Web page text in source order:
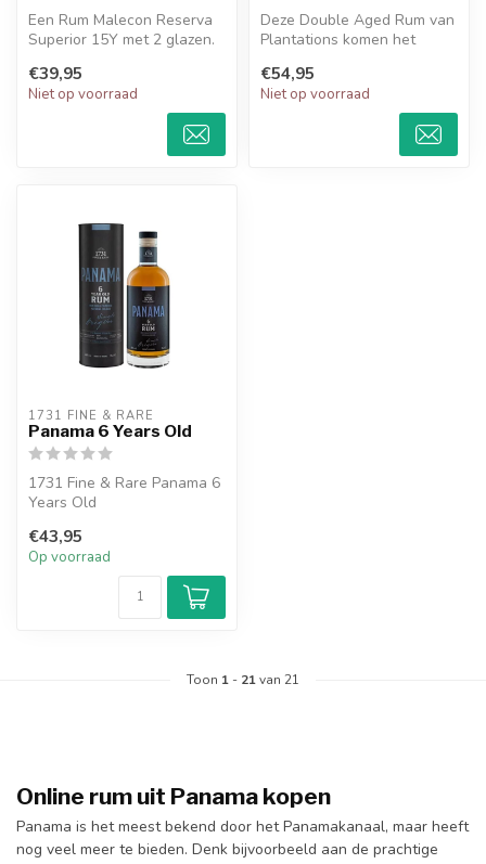
Een Rum Malecon Reserva
Superior 15Y met 2 glazen.
€39,95
Niet op voorraad
Deze Double Aged Rum van
Plantations komen het
samen.
€54,95
Niet op voorraad
1731 FINE & RARE
Panama 6 Years Old
1731 Fine & Rare Panama 6
Years Old
€43,95
Op voorraad
Toon 1 - 21van 21
Online rum uit Panama kopen
Panama is het meest bekend door het Panamakanaal, maar heeft
nog veel meer te bieden. Denk bijvoorbeeld aan de prachtige